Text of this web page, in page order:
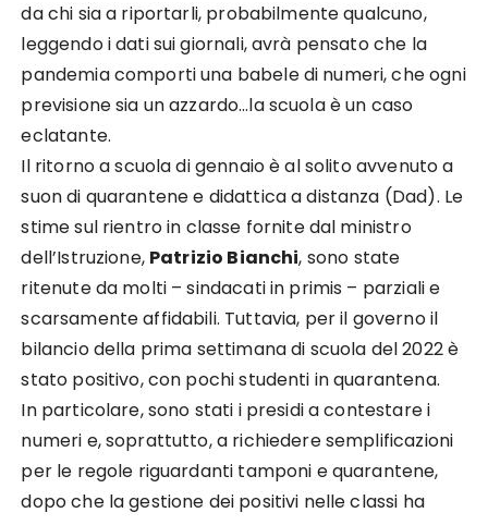
da chi sia a riportarli, probabilmente qualcuno,
leggendo i dati sui giornali, avrà pensato che la
pandemia comporti una babele di numeri, che ogni
previsione sia un azzardo…la scuola è un caso
eclatante.
Il ritorno a scuola di gennaio è al solito avvenuto a
suon di quarantene e didattica a distanza (Dad). Le
stime sul rientro in classe fornite dal ministro
dell’Istruzione, Patrizio Bianchi, sono state
ritenute da molti – sindacati in primis – parziali e
scarsamente affidabili. Tuttavia, per il governo il
bilancio della prima settimana di scuola del 2022 è
stato positivo, con pochi studenti in quarantena.
In particolare, sono stati i presidi a contestare i
numeri e, soprattutto, a richiedere semplificazioni
per le regole riguardanti tamponi e quarantene,
dopo che la gestione dei positivi nelle classi ha